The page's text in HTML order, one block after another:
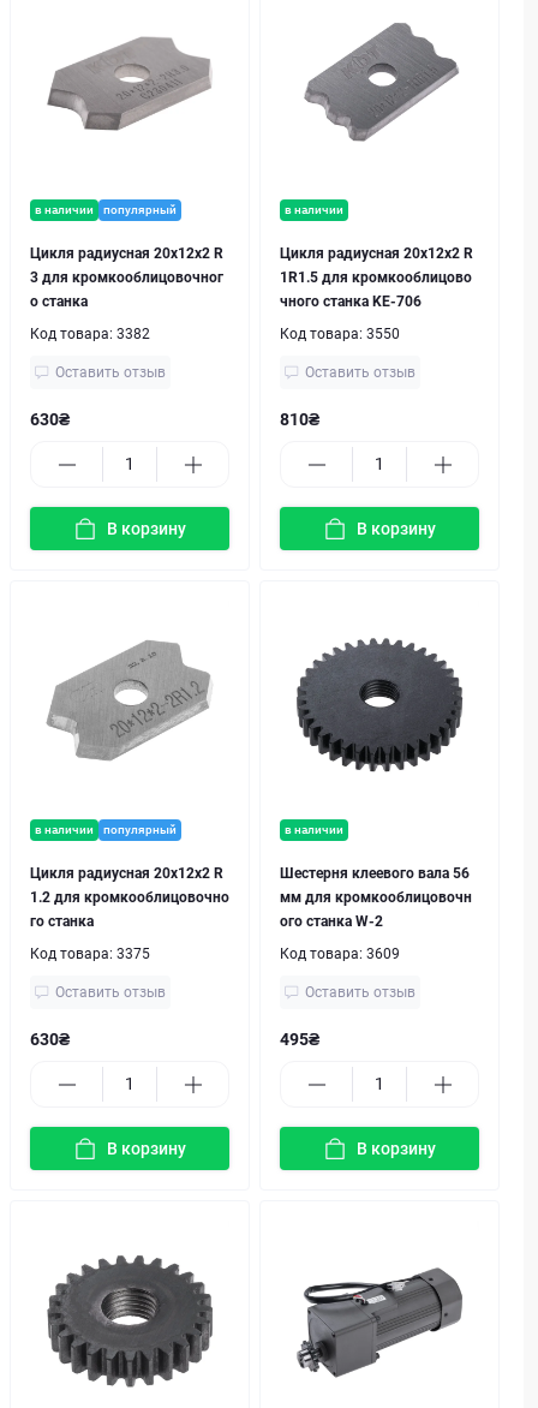
в наличии популярный
Цикля радиусная 20х12x2 R
3 для кромкооблицовочног
о станка
Код товара: 3382
Оставить отзыв
630₴
В корзину
в наличии
Цикля радиусная 20х12x2 R
1R1.5 для кромкооблицово
чного станка KE-706
Код товара: 3550
Оставить отзыв
810₴
В корзину
в наличии популярный
Цикля радиусная 20х12x2 R
1.2 для кромкооблицовочно
го станка
Код товара: 3375
Оставить отзыв
630₴
В корзину
в наличии
Шестерня клеевого вала 56
мм для кромкооблицовочн
ого станка W-2
Код товара: 3609
Оставить отзыв
495₴
В корзину